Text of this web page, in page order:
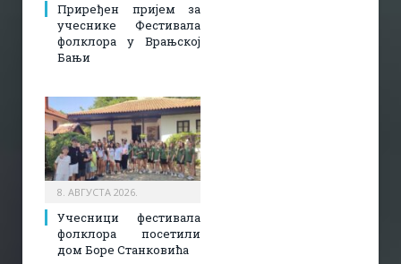
Приређен пријем за
учеснике Фестивала
фолклора у Врањској
Бањи
8. АВГУСТА 2026.
Учесници фестивала
фолклора посетили
дом Боре Станковића